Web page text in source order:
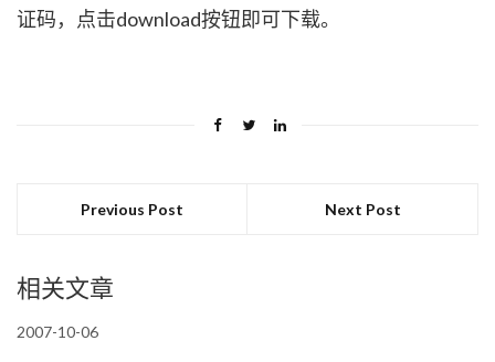
证码，点击download按钮即可下载。
Previous Post Next Post
相关文章
2007-10-06